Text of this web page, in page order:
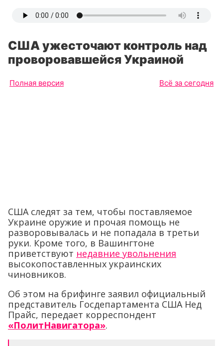
США ужесточают контроль над
проворовавшейся Украиной
Полная версия Всё за сегодня
США следят за тем, чтобы поставляемое
Украине оружие и прочая помощь не
разворовывалась и не попадала в третьи
руки. Кроме того, в Вашингтоне
приветствуют недавние увольнения
высокопоставленных украинских
чиновников.
Об этом на брифинге заявил официальный
представитель Госдепартамента США Нед
Прайс, передает корреспондент
«ПолитНавигатора».